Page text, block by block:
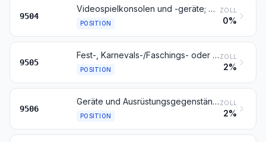
9504
Videospielkonsolen und -geräte; Gesellschaftsspiele, einschließlich mechanisch betriebene Spiele, Billardspiele, Glücksspieltische und automatische Kegelbahnen (z. B. Bowlingbahnen), Vergnügungsmaschinen, mit Münzen, Geldscheinen, Bankkarten, Spielmarken oder anderen Zahlungsmitteln betrieben
POSITION
ZOLL
0%
9505
Fest-, Karnevals-/Faschings- oder andere Unterhaltungsartikel, einschließlich Zauber- und Scherzartikel
POSITION
ZOLL
2%
9506
Geräte und Ausrüstungsgegenstände für die allgemeine körperliche Ertüchtigung, Gymnastik, Leicht- und Schwerathletik, andere Sportarten (einschließlich Tischtennis) oder Freiluftspiele, in diesem Kapitel anderweit weder genannt noch inbegriffen; Schwimm- und Planschbecken
POSITION
ZOLL
2%